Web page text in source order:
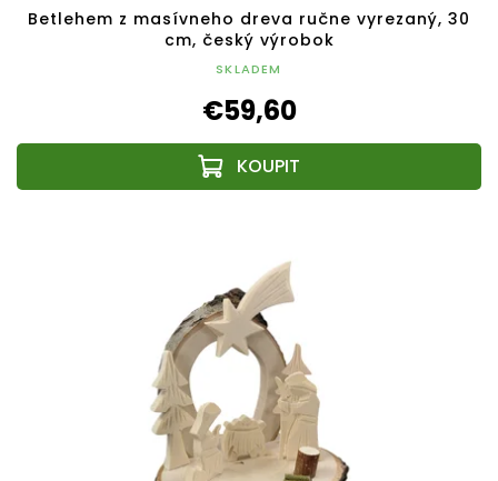
Betlehem z masívneho dreva ručne vyrezaný, 30
cm, český výrobok
SKLADEM
€59,60